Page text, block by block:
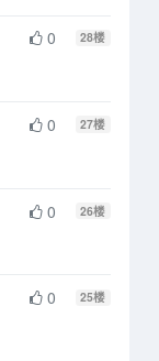
0 28楼
0 27楼
0 26楼
0 25楼